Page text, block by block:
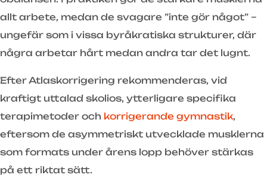
allt arbete, medan de svagare ”inte gör något” –
ungefär som i vissa byråkratiska strukturer, där
några arbetar hårt medan andra tar det lugnt.
Efter Atlaskorrigering rekommenderas, vid
kraftigt uttalad skolios, ytterligare specifika
terapimetoder och korrigerande gymnastik,
eftersom de asymmetriskt utvecklade musklerna
som formats under årens lopp behöver stärkas
på ett riktat sätt.